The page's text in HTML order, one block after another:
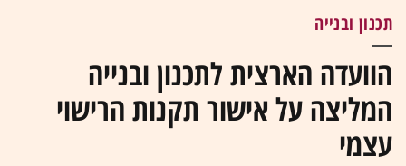
תכנון ובנייה
הוועדה הארצית לתכנון ובנייה
המליצה על אישור תקנות הרישוי
עצמי